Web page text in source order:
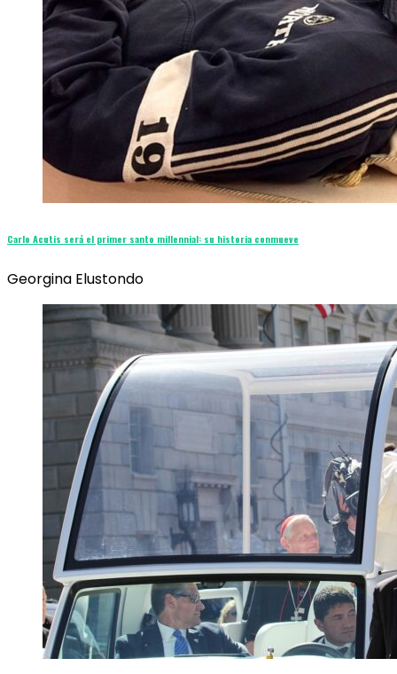
Carlo Acutis será el primer santo millennial: su historia conmueve
Georgina Elustondo